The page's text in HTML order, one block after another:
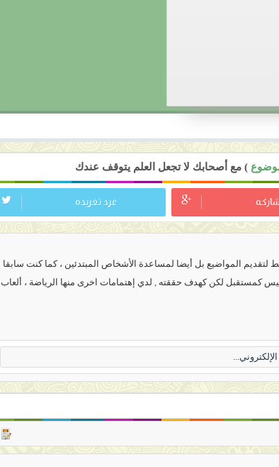
) مع أصحابك لا تجعل العلم يتوقف عندك
غرد تغريده
المواضيع بل أيضا لمساعدة الأشخاص المبتدئين ، كما كنت سابقا
ليس كمستقبل لكن كهدف حققته , لدي إهتمامات اخرى منها الرياضة ، ألعاب